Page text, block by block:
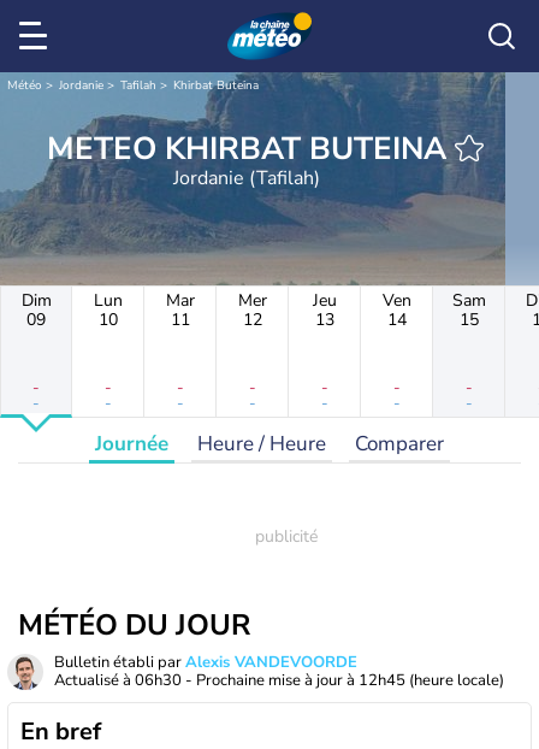
Météo Jordanie Tafilah Khirbat Buteina
METEO KHIRBAT BUTEINA
Jordanie (Tafilah)
Dim
09
-
-
Lun
10
-
-
Mar
11
-
-
Mer
12
-
-
Jeu
13
-
-
Ven
14
-
-
Sam
15
-
-
Journée Heure / Heure Comparer
MÉTÉO DU JOUR
Bulletin établi parAlexis VANDEVOORDE
Actualisé à 06h30 - Prochaine mise à jour à 12h45 (heure locale)
En bref